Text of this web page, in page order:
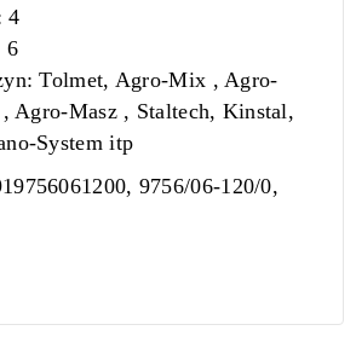
4
6
: Tolmet, Agro-Mix , Agro-
Agro-Masz , Staltech, Kinstal,
System itp
9756/06-120/0,